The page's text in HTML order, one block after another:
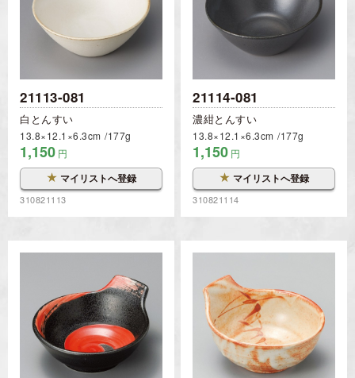
21113-081
白とんすい
13.8×12.1×6.3cm 177g
1,150 円
★ マイリストへ登録
310821113
21114-081
濃紺とんすい
13.8×12.1×6.3cm 177g
1,150 円
★ マイリストへ登録
310821114